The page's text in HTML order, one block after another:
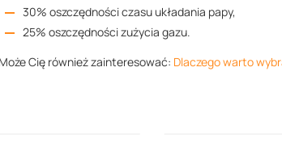
30% oszczędności czasu układania papy,
25% oszczędności zużycia gazu.
Może Cię również zainteresować: Dlaczego warto